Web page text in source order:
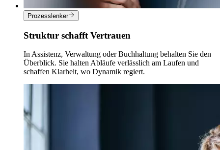
Prozesslenker
Struktur schafft Vertrauen
In Assistenz, Verwaltung oder Buchhaltung behalten Sie den
Überblick. Sie halten Abläufe verlässlich am Laufen und
schaffen Klarheit, wo Dynamik regiert.